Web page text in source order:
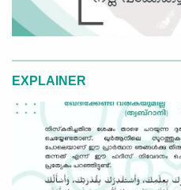
EXPLAINER